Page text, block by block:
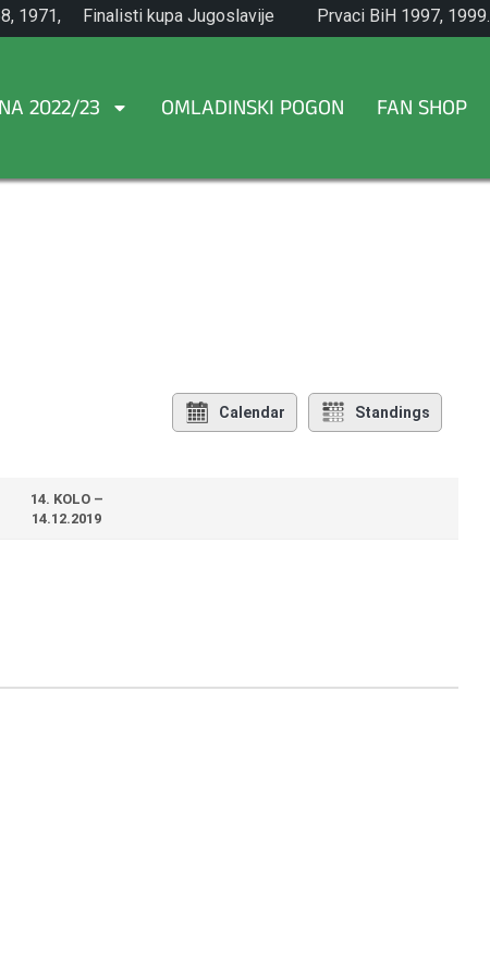
1971,
Finalisti kupa Jugoslavije
1965.
Prvaci BiH 1997, 1999.
2022/23 OMLADINSKI POGON FAN SHOP
Calendar Standings
14. KOLO –
14.12.2019